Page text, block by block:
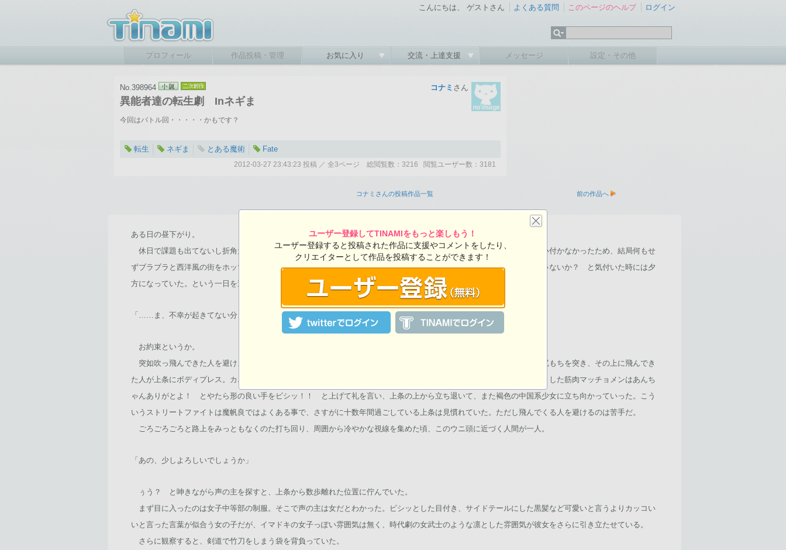
こんにちは、 ゲストさん よくある質問 このページのヘルプ ログイン
プロフィール 作品投稿・管理 お気に入り 交流・上達支援 メッセージ 設定・その他
No.398964
異能者達の転生劇 Inネギま
コナミ さん
今回はバトル回・・・・・かもです？
転生 ネギま とある魔術 Fate
2012-03-27 23:43:23 投稿 ／ 全3ページ 総閲覧数：3216 閲覧ユーザー数：3181
コナミさんの投稿作品一覧 前の作品へ
ある日の昼下がり。
休日で課題も出てないし折角だから外へ出てみるかー、と意気揚々と出かけるが、考えてみれば特に必要な事も無く思い付かなかったため、結局何もせ
ずブラブラと西洋風の街をホッツキ歩いて、あれ、学生さんってこういう日には大抵友達とカラオケ行ったりするもんじゃないか？ と気付いた時には夕
方になっていた。という一日を過ごした上条はただ打ちひしがれるしかなかった。
「……ま、不幸が起きてない分、良かったと思いますかなぁっ！？」
お約束というか。
突如吹っ飛んできた人を避けようと数歩後ろへ下がる。が、何故か足元に落ちていた空き缶をふんづけ、すっころんで尻もちを突き、その上に飛んでき
た人が上条にボディプレス。カエルが潰れたような声を出し悶絶した。トンデモない偶然で助けられた汗と日焼けで黒光りした筋肉マッチョメンはあんち
ゃんありがとよ！ とやたら形の良い手をビシッ！！ と上げて礼を言い、上条の上から立ち退いて、また褐色の中国系少女に立ち向かっていった。こう
いうストリートファイトは魔帆良ではよくある事で、さすがに十数年間過ごしている上条は見慣れていた。ただし飛んでくる人を避けるのは苦手だ。
ごろごろごろと路上をみっともなくのた打ち回り、周囲から冷やかな視線を集めた頃、このウニ頭に近づく人間が一人。
「あの、少しよろしいでしょうか」
ぅう？ と呻きながら声の主を探すと、上条から数歩離れた位置に佇んでいた。
まず目に入ったのは女子中等部の制服。そこで声の主は女だとわかった。ピシッとした目付き、サイドテールにした黒髪など可愛いと言うよりカッコい
いと言った言葉が似合う女の子だが、イマドキの女子っぽい雰囲気は無く、時代劇の女武士のような凛とした雰囲気が彼女をさらに引き立たせている。
さらに観察すると、剣道で竹刀をしまう袋を背負っていた。
ユーザー登録してTINAMIをもっと楽しもう！
ユーザー登録すると投稿された作品に支援やコメントをしたり、
クリエイターとして作品を投稿することができます！